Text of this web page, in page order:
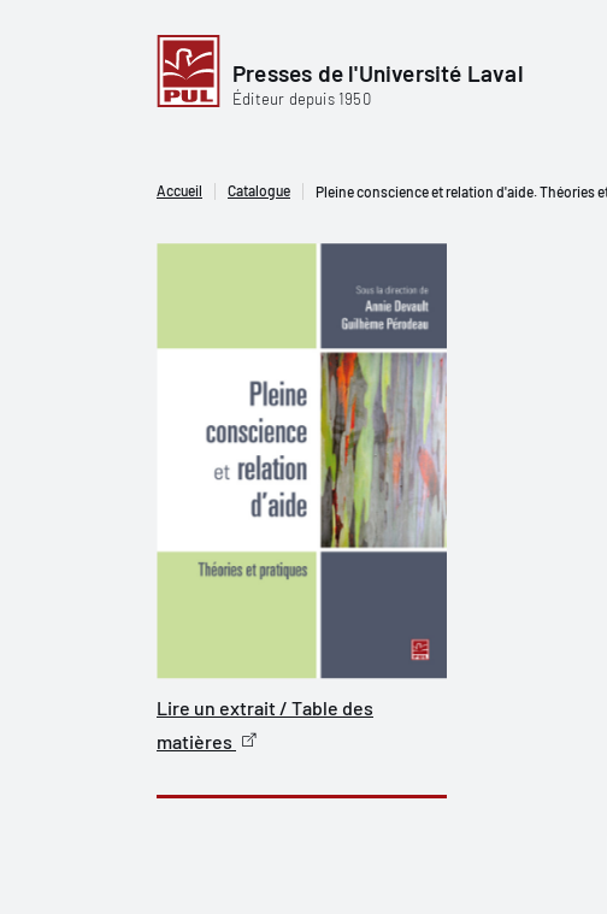
Presses de l'Université Laval
Éditeur depuis 1950
Accueil Catalogue Pleine conscience et relation d'aide. Théories
Lire un extrait / Table des
matières